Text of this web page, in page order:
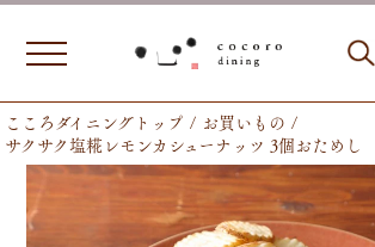
こころダイニングトップ お買いもの
サクサク塩糀レモンカシューナッツ 3個おためし